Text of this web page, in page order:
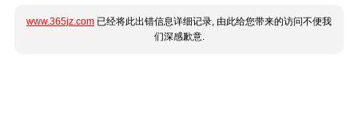
www.365jz.com 已经将此出错信息详细记录, 由此给您带来的访问不便我
们深感歉意.